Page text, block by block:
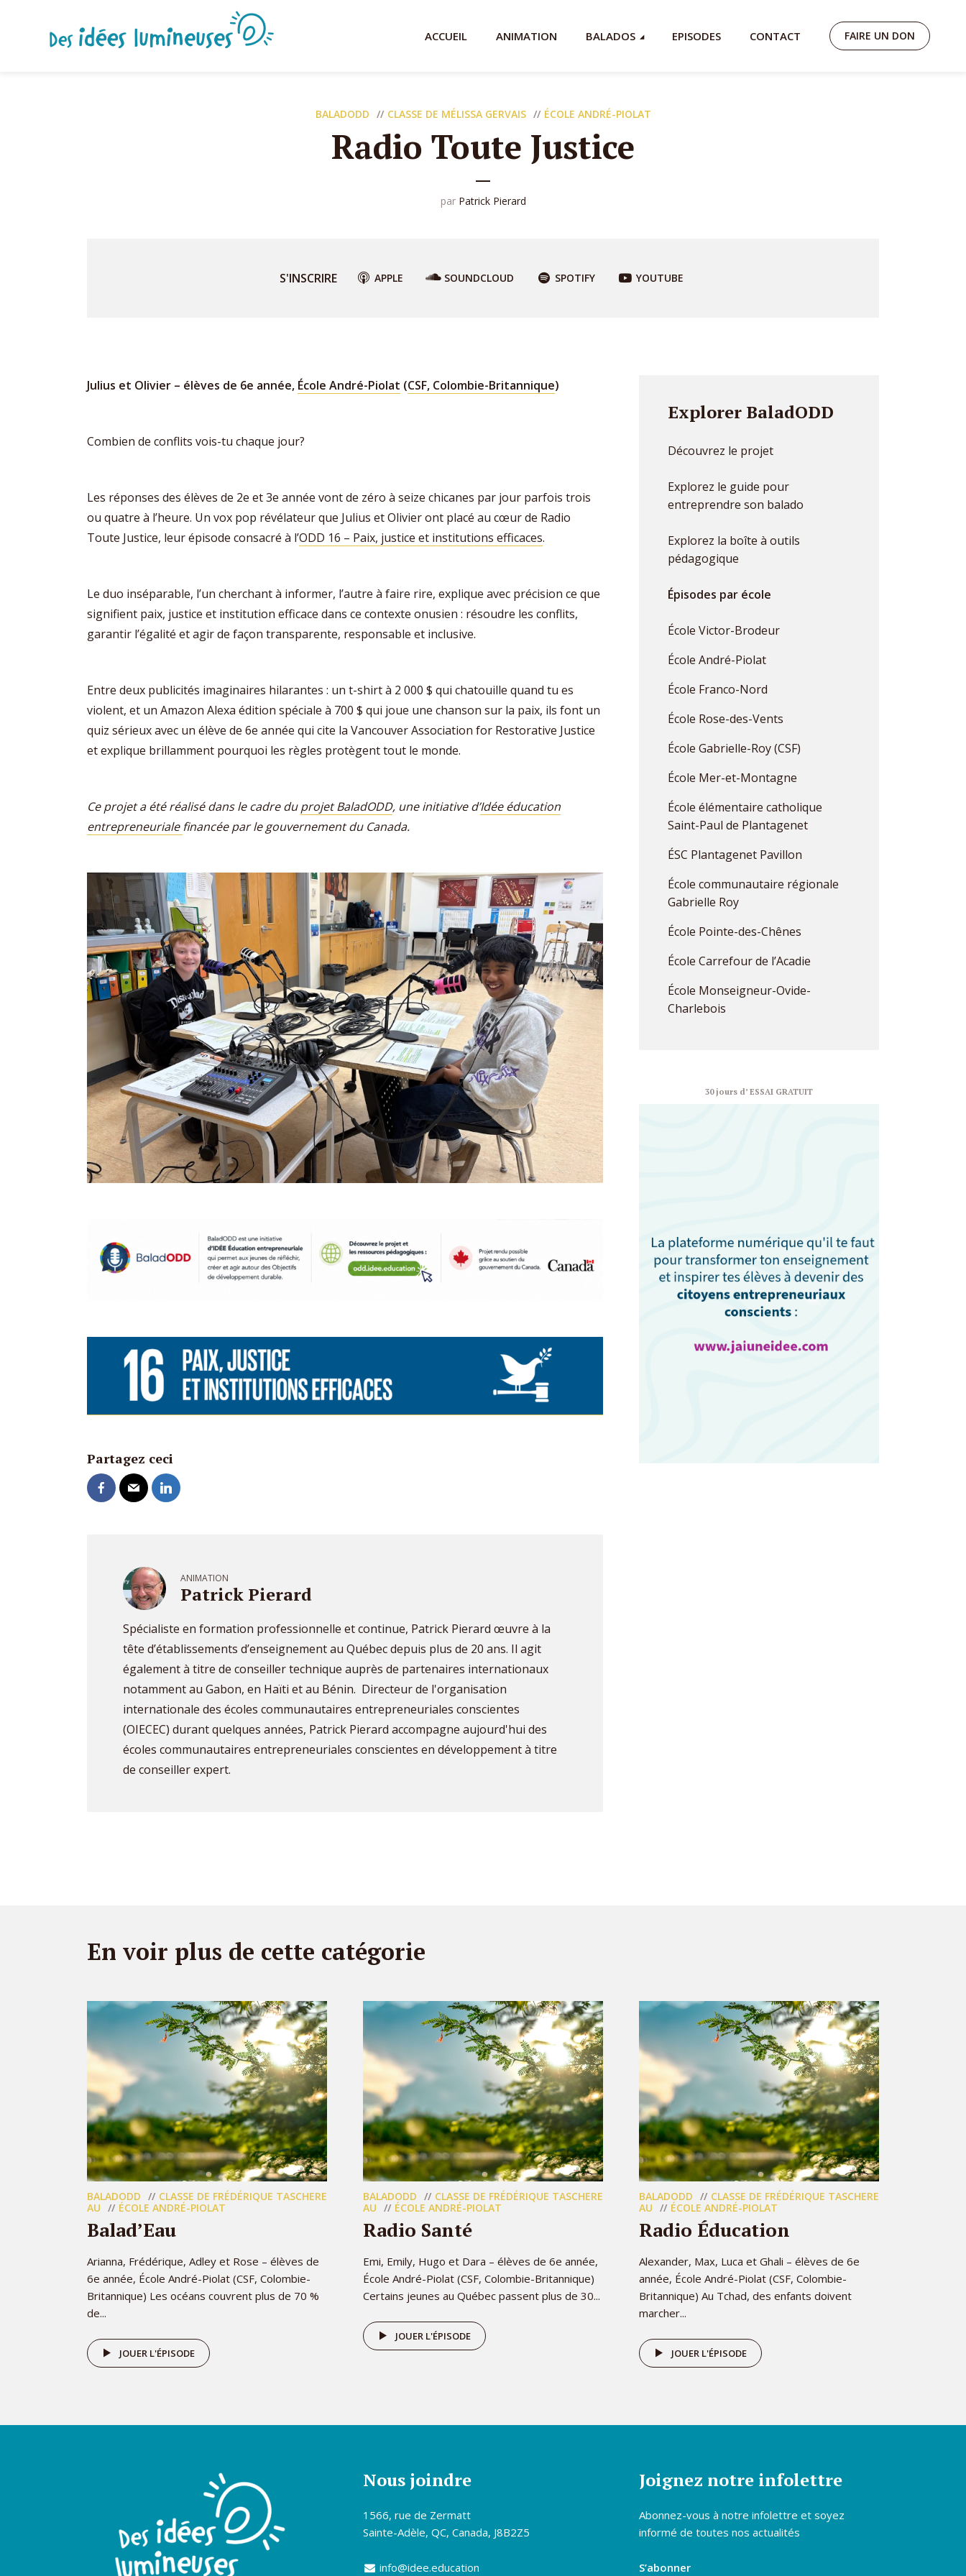
ACCUEIL ANIMATION BALADOS EPISODES CONTACT FAIRE UN DON
BALADODD CLASSE DE MÉLISSA GERVAIS ÉCOLE ANDRÉ-PIOLAT
Radio Toute Justice
par Patrick Pierard
S'INSCRIRE APPLE SOUNDCLOUD SPOTIFY YOUTUBE
Julius et Olivier – élèves de 6e année, École André-Piolat (CSF, Colombie-Britannique)
Combien de conflits vois-tu chaque jour?
Les réponses des élèves de 2e et 3e année vont de zéro à seize chicanes par jour parfois trois
ou quatre à l’heure. Un vox pop révélateur que Julius et Olivier ont placé au cœur de Radio
Toute Justice, leur épisode consacré à l’ODD 16 – Paix, justice et institutions efficaces.
Le duo inséparable, l’un cherchant à informer, l’autre à faire rire, explique avec précision ce que
signifient paix, justice et institution efficace dans ce contexte onusien : résoudre les conflits,
garantir l’égalité et agir de façon transparente, responsable et inclusive.
Entre deux publicités imaginaires hilarantes : un t-shirt à 2 000 $ qui chatouille quand tu es
violent, et un Amazon Alexa édition spéciale à 700 $ qui joue une chanson sur la paix, ils font un
quiz sérieux avec un élève de 6e année qui cite la Vancouver Association for Restorative Justice
et explique brillamment pourquoi les règles protègent tout le monde.
Ce projet a été réalisé dans le cadre duprojet BaladODD, une initiative d’Idée éducation
entrepreneurialefinancée par le gouvernement du Canada.
Partagez ceci
ANIMATION
Patrick Pierard
Spécialiste en formation professionnelle et continue, Patrick Pierard œuvre à la
tête d’établissements d’enseignement au Québec depuis plus de 20 ans. Il agit
également à titre de conseiller technique auprès de partenaires internationaux
notamment au Gabon, en Haïti et au Bénin. Directeur de l'organisation
internationale des écoles communautaires entrepreneuriales conscientes
(OIECEC) durant quelques années, Patrick Pierard accompagne aujourd'hui des
écoles communautaires entrepreneuriales conscientes en développement à titre
de conseiller expert.
Explorer BaladODD
Découvrez le projet
Explorez le guide pour
entreprendre son balado
Explorez la boîte à outils
pédagogique
Épisodes par école
École Victor-Brodeur
École André-Piolat
École Franco-Nord
École Rose-des-Vents
École Gabrielle-Roy (CSF)
École Mer-et-Montagne
École élémentaire catholique
Saint-Paul de Plantagenet
ÉSC Plantagenet Pavillon
École communautaire régionale
Gabrielle Roy
École Pointe-des-Chênes
École Carrefour de l’Acadie
École Monseigneur-Ovide-
Charlebois
30 jours d’ ESSAI GRATUIT
En voir plus de cette catégorie
BALADODD
CLASSE DE FRÉDÉRIQUE TASCHERE
AU
ÉCOLE ANDRÉ-PIOLAT
Balad’Eau
Arianna, Frédérique, Adley et Rose – élèves de
6e année, École André-Piolat (CSF, Colombie-
Britannique) Les océans couvrent plus de 70 %
de...
JOUER L'ÉPISODE
BALADODD
CLASSE DE FRÉDÉRIQUE TASCHERE
AU
ÉCOLE ANDRÉ-PIOLAT
Radio Santé
Emi, Emily, Hugo et Dara – élèves de 6e année,
École André-Piolat (CSF, Colombie-Britannique)
Certains jeunes au Québec passent plus de 30...
JOUER L'ÉPISODE
BALADODD
CLASSE DE FRÉDÉRIQUE TASCHERE
AU
ÉCOLE ANDRÉ-PIOLAT
Radio Éducation
Alexander, Max, Luca et Ghali – élèves de 6e
année, École André-Piolat (CSF, Colombie-
Britannique) Au Tchad, des enfants doivent
marcher...
JOUER L'ÉPISODE
Nous joindre
1566, rue de Zermatt
Sainte-Adèle, QC, Canada, J8B2Z5
info@idee.education
Joignez notre infolettre
Abonnez-vous à notre infolettre et soyez
informé de toutes nos actualités
S’abonner